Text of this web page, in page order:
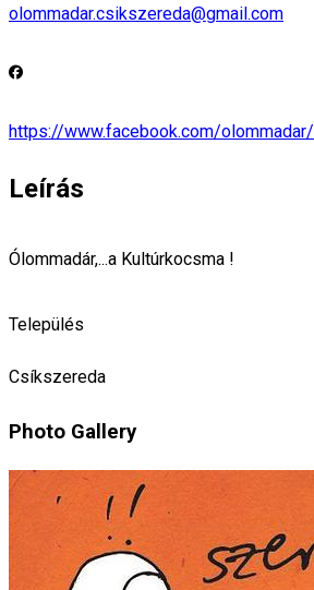
olommadar.csikszereda@gmail.com
https://www.facebook.com/olommadar/
Leírás
Ólommadár,...a Kultúrkocsma !
Település
Csíkszereda
Photo Gallery